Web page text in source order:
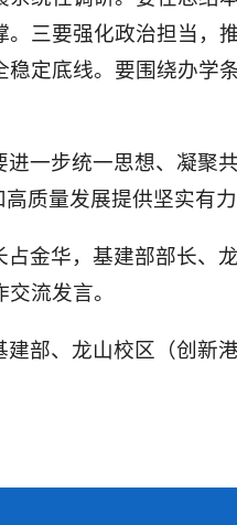
三要强化政治担当，
稳定底线。要围绕办学
一步统一思想、凝聚
质量发展提供坚实有
占金华，基建部部长、
流发言。
部、龙山校区（创新